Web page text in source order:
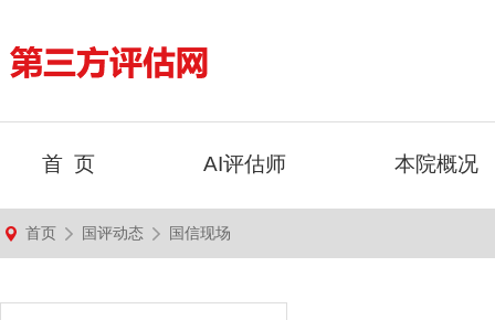
首 页 AI评估师 本院概况
首页 国评动态 国信现场